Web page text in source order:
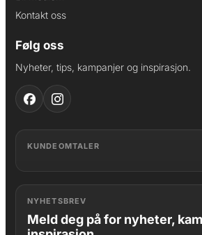
Kontakt oss
Følg oss
Nyheter, tips, kampanjer og inspirasjon.
KUNDEOMTALER
NYHETSBREV
Meld deg på for nyheter,